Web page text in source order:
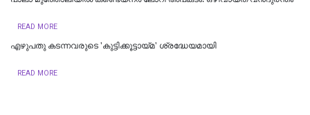
READ MORE
എഴുപതു കടന്നവരുടെ 'കുട്ടിക്കൂട്ടായ്മ' ശ്രദ്ധേയമായി
READ MORE